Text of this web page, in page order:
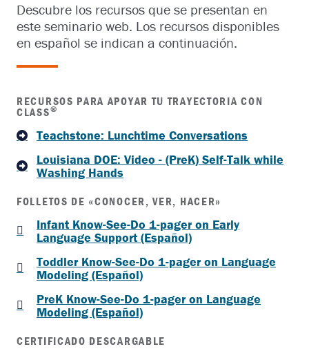
Descubre los recursos que se presentan en
este seminario web. Los recursos disponibles
en español se indican a continuación.
RECURSOS PARA APOYAR TU TRAYECTORIA CON
CLASS®
Teachstone: Lunchtime Conversations
Louisiana DOE: Video - (PreK) Self-Talk while
Washing Hands
FOLLETOS DE «CONOCER, VER, HACER»
Infant Know-See-Do 1-pager on Early
Language Support (Español)
Toddler Know-See-Do 1-pager on Language
Modeling (Español)
PreK Know-See-Do 1-pager on Language
Modeling (Español)
CERTIFICADO DESCARGABLE